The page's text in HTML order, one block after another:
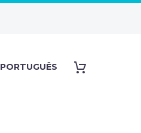
PORTUGUÊS